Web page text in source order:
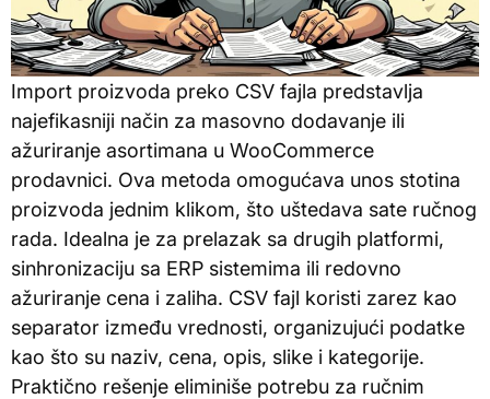
Import proizvoda preko CSV fajla predstavlja
najefikasniji način za masovno dodavanje ili
ažuriranje asortimana u WooCommerce
prodavnici. Ova metoda omogućava unos stotina
proizvoda jednim klikom, što uštedava sate ručnog
rada. Idealna je za prelazak sa drugih platformi,
sinhronizaciju sa ERP sistemima ili redovno
ažuriranje cena i zaliha. CSV fajl koristi zarez kao
separator između vrednosti, organizujući podatke
kao što su naziv, cena, opis, slike i kategorije.
Praktično rešenje eliminiše potrebu za ručnim